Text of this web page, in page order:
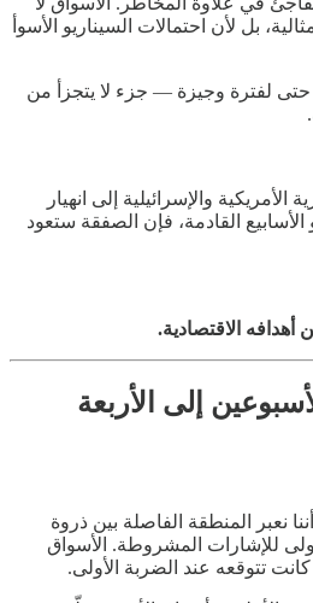
بل لأن احتمالات السيناريو الأسوأ
حتى لفترة وجيزة — جزء لا يتجزأ من
والإسرائيلية إلى انهيار
الأسابيع القادمة، فإن الصفقة ستعود
أهدافه الاقتصادية.
إلى الأربعة
نعبر المنطقة الفاصلة بين ذروة
للإشارات المشروطة. الأسواق
تتوقعه عند الضربة الأولى.